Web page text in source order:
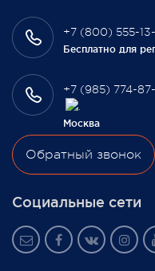
+7 (800) 555-
Бесплатно для
+7 (985) 774-
Москва
Обратный звонок
Социальные сети